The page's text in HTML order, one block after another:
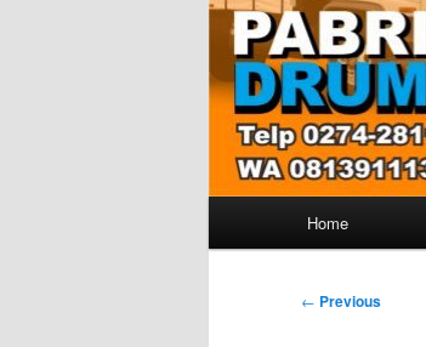
Home
Post
← Previous